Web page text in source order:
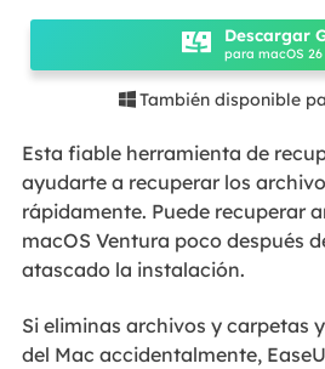
Descargar
para macOS 26
 También disponible
Esta fiable herramienta de
ayudarte a recuperar los
rápidamente. Puede recuperar
macOS Ventura poco después
atascado la instalación.
Si eliminas archivos y carpetas
del Mac accidentalmente,